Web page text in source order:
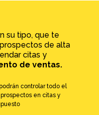
su tipo, que te
de alta
citas y
de ventas.
controlar todo el
en citas y